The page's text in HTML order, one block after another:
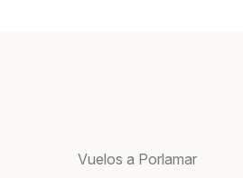
Vuelos a Porlamar